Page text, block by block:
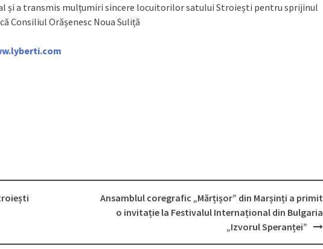
și a transmis mulțumiri sincere locuitorilor satului Stroiești pentru sprijinul
Consiliul Orășenesc Noua Suliță
Ansamblul coregrafic „Mărțișor” din Marșinți a primit
o invitație la Festivalul Internațional din Bulgaria
„Izvorul Speranței”